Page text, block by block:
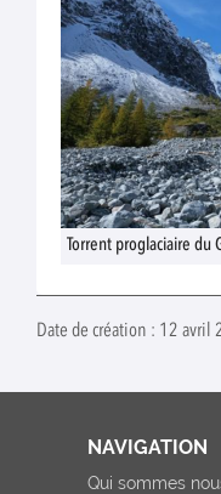
Torrent proglaciaire du
Date de création : 12 avril
NAVIGATION
Qui sommes